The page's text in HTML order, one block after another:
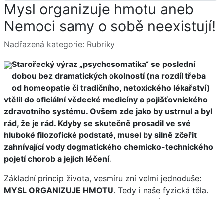
Mysl organizuje hmotu aneb
Nemoci samy o sobě neexistují!
Základní údaje
Nadřazená kategorie: Rubriky
Starořecký výraz „psychosomatika“ se poslední
dobou bez dramatických okolností (na rozdíl třeba
od homeopatie či tradičního, netoxického lékařství)
vtělil do oficiální vědecké medicíny a pojišťovnického
zdravotního systému. Ovšem zde jako by ustrnul a byl
rád, že je rád. Kdyby se skutečně prosadil ve své
hluboké filozofické podstatě, musel by silně zčeřit
zahnívající vody dogmatického chemicko-technického
pojetí chorob a jejich léčení.
Základní princip života, vesmíru zní velmi jednoduše:
MYSL ORGANIZUJE HMOTU. Tedy i naše fyzická těla.